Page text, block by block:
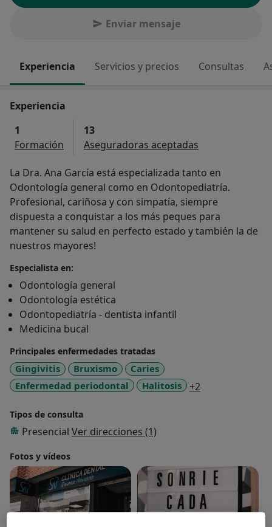
Enviar mensaje
Experiencia Servicios y precios Consultas
Experiencia
1
Formación
13
Aseguradoras aceptadas
La Dra. Ana García está especializada tanto en
Odontología general como en Odontopediatría.
Profesional, cariñosa y con simpatía, siempre
dispuesta a conquistar a los más peques para
mantener su salud en perfecto estado y también la de
nuestros mayores!
Especialista en:
Odontología general
Odontología estética
Odontopediatría - dentista infantil
Medicina bucal
Principales enfermedades tratadas
Gingivitis Bruxismo
Caries
Enfermedad periodontal
Halitosis +2
Tipos de consulta
Presencial Ver direcciones (1)
Fotos y vídeos